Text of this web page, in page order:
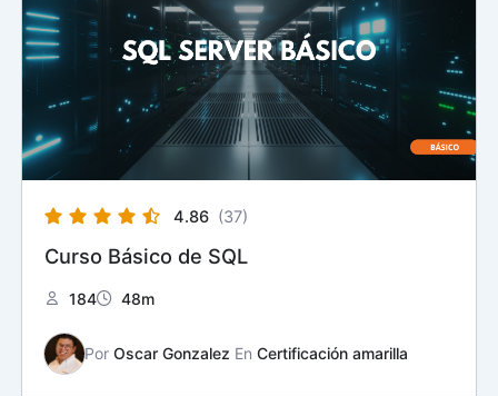
4.86 (37)
Curso Básico de SQL
184 48m
Por Oscar Gonzalez En Certificación amarilla